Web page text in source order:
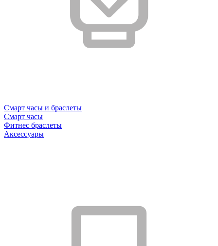
Смарт часы и браслеты
Смарт часы
Фитнес браслеты
Аксессуары